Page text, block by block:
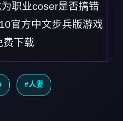
职业coser是否搞错
官方中文步兵版游戏
费下载
#人妻